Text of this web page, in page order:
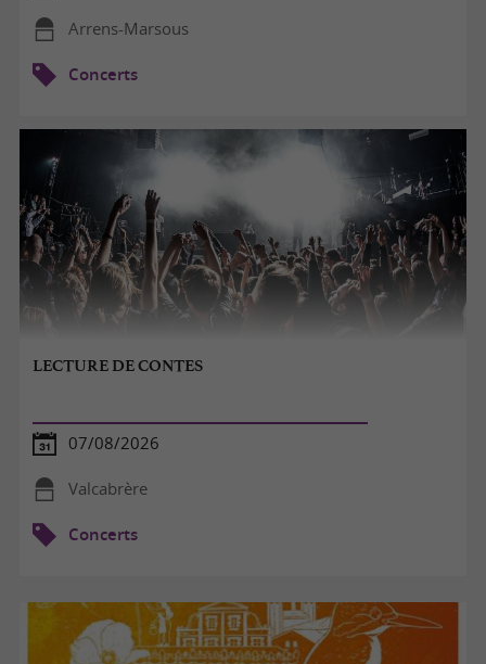
Arrens-Marsous
Concerts
LECTURE DE CONTES
07/08/2026
Valcabrère
Concerts